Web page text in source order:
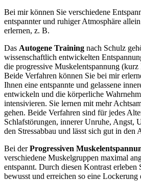
Bei mir können Sie verschiedene
entspannter und ruhiger Atmosphäre
erlernen, z. B.
Das Autogene Training nach Schulz
wissenschaftlich entwickelten
die progressive Muskelentspannung (kurz
Beide Verfahren können Sie bei mir
Ihnen eine entspannte und gelassene
entwickeln und die körperliche
intensivieren. Sie lernen mit mehr
gehen. Beide Verfahren sind für jedes
Schlafstörungen, innerer Unruhe, Angst,
den Stressabbau und lässt sich gut in den
Bei derProgressiven
verschiedene Muskelgruppen maximal
entspannt. Durch diesen Kontrast erleben
bewusst und erreichen so eine